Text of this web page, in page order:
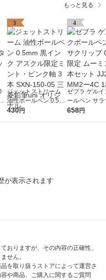
もっと見る
3
ジェットストリーム
油性ボールペン 0.5m
m 黒インク アスクル
430円
4
ゼブラ ゲルイ
ールペン サ
ップ 0.5mm
658円
が表示されます
おりますが、その内容の正確性、
せん。
を取り扱うストアによって運営さ
や商品、ご購入に関するご質問